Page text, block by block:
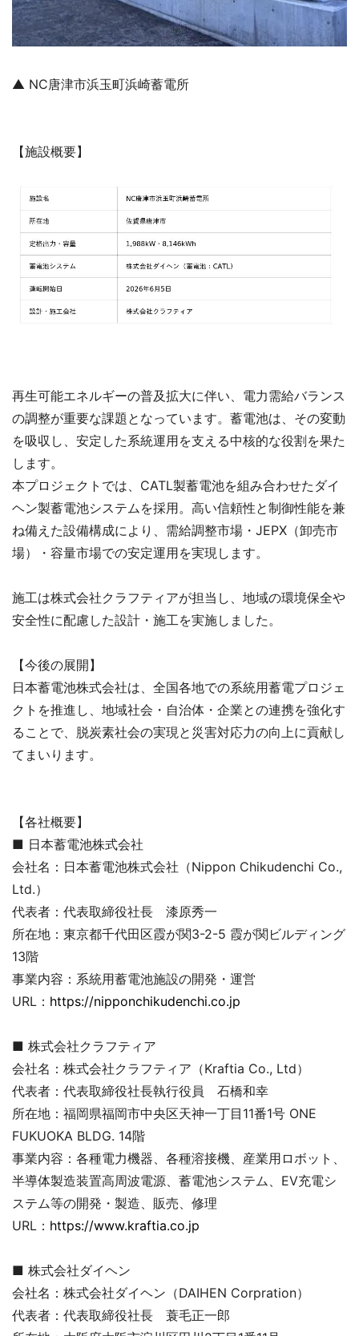
▲ NC唐津市浜玉町浜崎蓄電所
【施設概要】
再生可能エネルギーの普及拡大に伴い、電力需給バランス
の調整が重要な課題となっています。蓄電池は、その変動
を吸収し、安定した系統運用を支える中核的な役割を果た
します。
本プロジェクトでは、CATL製蓄電池を組み合わせたダイ
ヘン製蓄電池システムを採用。高い信頼性と制御性能を兼
ね備えた設備構成により、需給調整市場・JEPX（卸売市
場）・容量市場での安定運用を実現します。
施工は株式会社クラフティアが担当し、地域の環境保全や
安全性に配慮した設計・施工を実施しました。
【今後の展開】
日本蓄電池株式会社は、全国各地での系統用蓄電プロジェ
クトを推進し、地域社会・自治体・企業との連携を強化す
ることで、脱炭素社会の実現と災害対応力の向上に貢献し
てまいります。
【各社概要】
■ 日本蓄電池株式会社
会社名：日本蓄電池株式会社（Nippon Chikudenchi Co.,
Ltd.）
代表者：代表取締役社長 漆原秀一
所在地：東京都千代田区霞が関3-2-5 霞が関ビルディング
13階
事業内容：系統用蓄電池施設の開発・運営
URL： https://nipponchikudenchi.co.jp
■ 株式会社クラフティア
会社名：株式会社クラフティア（Kraftia Co., Ltd）
代表者：代表取締役社長執行役員 石橋和幸
所在地：福岡県福岡市中央区天神一丁目11番1号 ONE
FUKUOKA BLDG. 14階
事業内容：各種電力機器、各種溶接機、産業用ロボット、
半導体製造装置高周波電源、蓄電池システム、EV充電シ
ステム等の開発・製造、販売、修理
URL： https://www.kraftia.co.jp
■ 株式会社ダイヘン
会社名：株式会社ダイヘン（DAIHEN Corpration）
代表者：代表取締役社長 蓑毛正一郎